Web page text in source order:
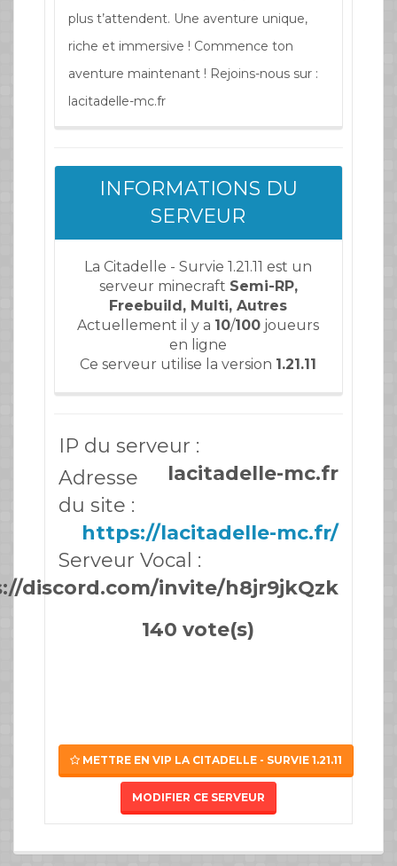
plus t’attendent. Une aventure unique,
riche et immersive ! Commence ton
aventure maintenant ! Rejoins-nous sur :
lacitadelle-mc.fr
INFORMATIONS DU
SERVEUR
La Citadelle - Survie 1.21.11 est un
serveur minecraft Semi-RP,
Freebuild, Multi, Autres
Actuellement il y a 10/100 joueurs
en ligne
Ce serveur utilise la version 1.21.11
IP du serveur :
lacitadelle-mc.fr
Adresse
du site :
https://lacitadelle-mc.fr/
Serveur Vocal :
discord.com/invite/h8jr9jkQzk
140 vote(s)
METTRE EN VIP LA CITADELLE - SURVIE 1.21.11
MODIFIER CE SERVEUR